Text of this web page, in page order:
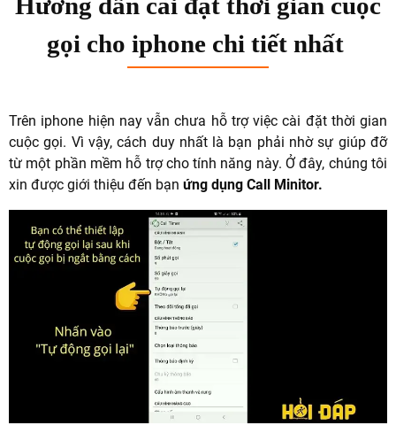
gọi cho iphone chi tiết nhất
Trên iphone hiện nay vẫn chưa hỗ trợ việc cài đặt thời gian
cuộc gọi. Vì vậy, cách duy nhất là bạn phải nhờ sự giúp đỡ
từ một phần mềm hỗ trợ cho tính năng này. Ở đây, chúng tôi
xin được giới thiệu đến bạn ứng dụng Call Minitor.